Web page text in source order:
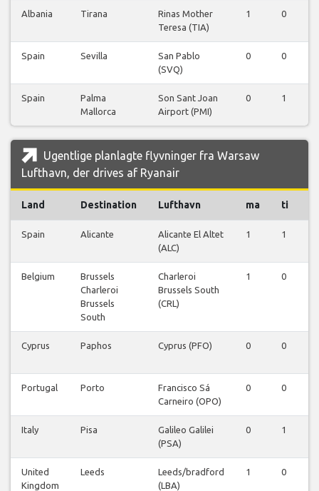
Albania Tirana
Rinas Mother
Teresa (TIA)
1 0
Spain Sevilla
San Pablo
(SVQ)
0 0
Spain
Palma
Mallorca
Son Sant Joan
Airport (PMI)
0 1
Ugentlige planlagte flyvninger fra Warsaw
Lufthavn, der drives af Ryanair
Land Destination Lufthavn ma ti
Spain Alicante
Alicante El Altet
(ALC)
1 1
Belgium
Brussels
Charleroi
Brussels
South
Charleroi
Brussels South
(CRL)
1 0
Cyprus Paphos Cyprus (PFO) 0 0
Portugal Porto
Francisco Sá
Carneiro (OPO)
0 0
Italy Pisa
Galileo Galilei
(PSA)
0 1
United
Kingdom
Leeds
Leeds/bradford
(LBA)
1 0